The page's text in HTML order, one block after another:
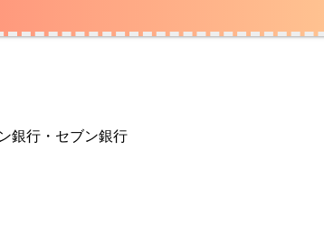
行・セブン銀行